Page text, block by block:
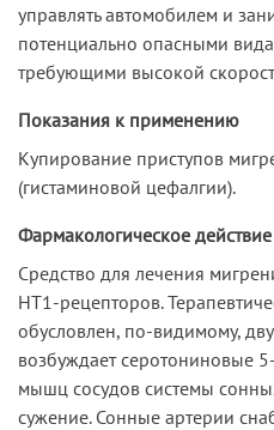
управлять автомобилем и
потенциально опасными
требующими высокой
Показания к применению
Купирование приступов
(гистаминовой цефалгии).
Фармакологическое действие
Средство для лечения
HT1-рецепторов.
обусловлен, по-видимому,
возбуждает серотониновые
мышц сосудов системы
сужение. Сонные артерии